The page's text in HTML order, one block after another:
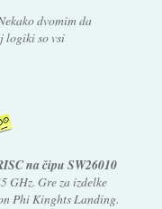
dvomim da
logiki so vsi
na čipu SW26010
GHz. Gre za izdelke
Phi Kinghts Landing.